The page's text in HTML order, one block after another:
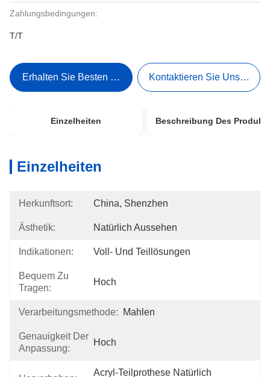
Zahlungsbedingungen:
T/T
Erhalten Sie Besten Preis Kontaktieren Sie Uns Jetzt
Einzelheiten Beschreibung Des
Einzelheiten
Herkunftsort: China, Shenzhen
Ästhetik: Natürlich Aussehen
Indikationen: Voll- Und Teillösungen
Bequem Zu
Tragen:
Hoch
Verarbeitungsmethode: Mahlen
Genauigkeit Der
Anpassung:
Hoch
Acryl-Teilprothese Natürlich